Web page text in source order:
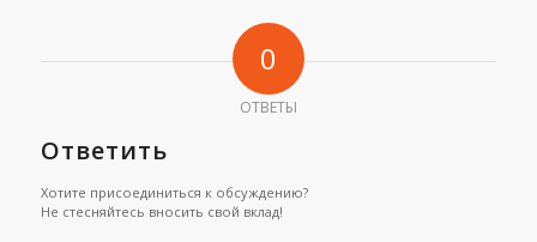
0
ОТВЕТЫ
Ответить
Хотите присоединиться к обсуждению?
Не стесняйтесь вносить свой вклад!